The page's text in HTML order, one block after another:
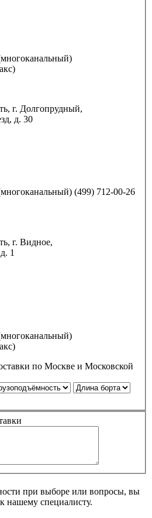
г. Долгопрудный,
д. 30
(499) 712-00-26
г. Видное,
1
по Москве и Московской
при выборе или вопросы, вы
нашему специалисту.